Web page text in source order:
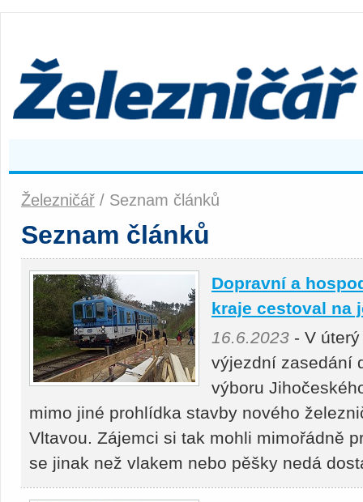
Železničář / Seznam článků
Seznam článků
Dopravní a
kraje cestoval na
16.6.2023 - V
výjezdní zasedání
výboru
mimo jiné prohlídka stavby nového
Vltavou. Zájemci si tak mohli mimořádně
se jinak než vlakem nebo pěšky nedá